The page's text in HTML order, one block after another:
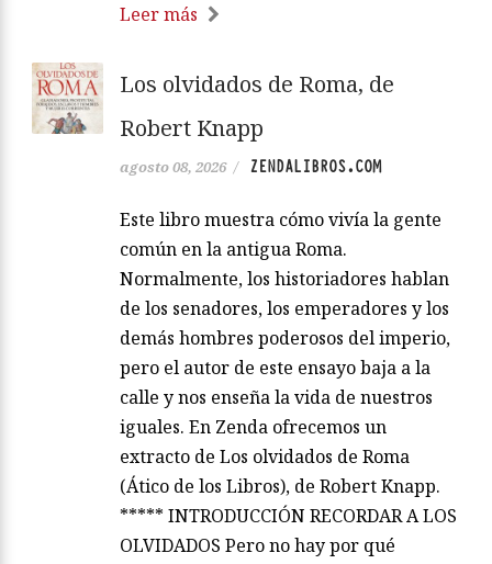
Leer más
Los olvidados de Roma, de
Robert Knapp
agosto 08, 2026 / ZENDALIBROS.COM
Este libro muestra cómo vivía la gente
común en la antigua Roma.
Normalmente, los historiadores hablan
de los senadores, los emperadores y los
demás hombres poderosos del imperio,
pero el autor de este ensayo baja a la
calle y nos enseña la vida de nuestros
iguales. En Zenda ofrecemos un
extracto de Los olvidados de Roma
(Ático de los Libros), de Robert Knapp.
***** INTRODUCCIÓN RECORDAR A LOS
OLVIDADOS Pero no hay por qué